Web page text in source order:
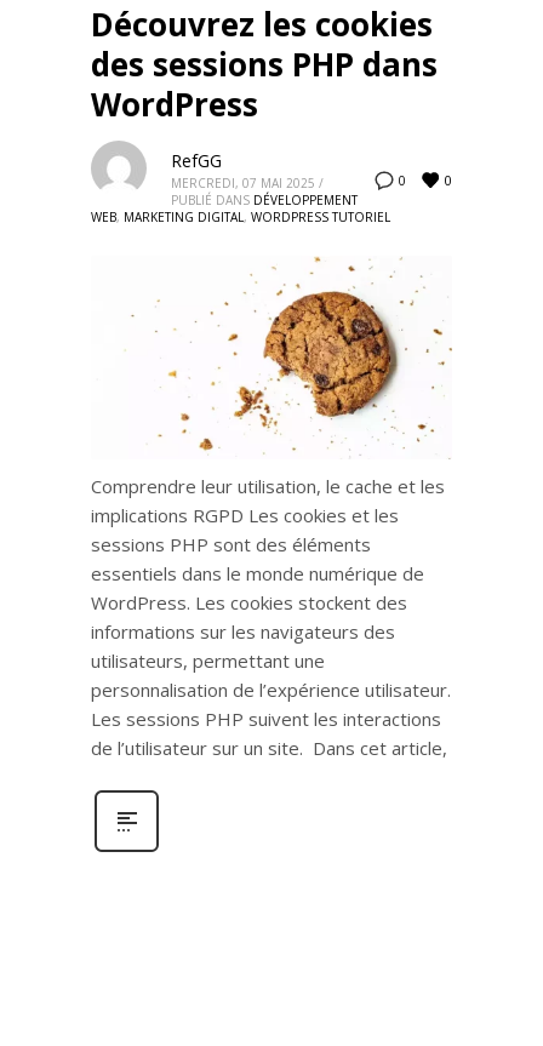
Découvrez les cookies
des sessions PHP dans
WordPress
0 0
RefGG
MERCREDI, 07 MAI 2025 /
PUBLIÉ DANS DÉVELOPPEMENT
WEB, MARKETING DIGITAL , WORDPRESS TUTORIEL
Comprendre leur utilisation, le cache et les
implications RGPD Les cookies et les
sessions PHP sont des éléments
essentiels dans le monde numérique de
WordPress. Les cookies stockent des
informations sur les navigateurs des
utilisateurs, permettant une
personnalisation de l’expérience utilisateur.
Les sessions PHP suivent les interactions
de l’utilisateur sur un site. Dans cet article,